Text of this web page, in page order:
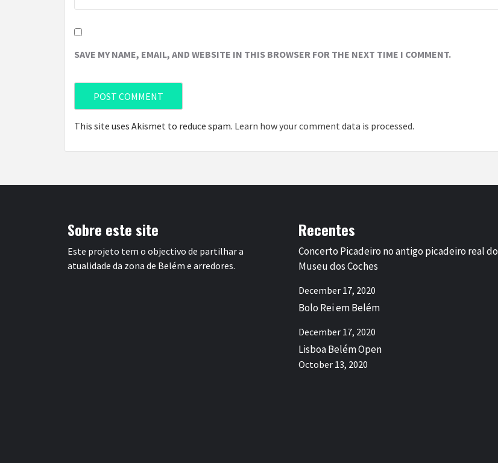
SAVE MY NAME, EMAIL, AND WEBSITE IN THIS BROWSER FOR THE NEXT TIME I COMMENT.
This site uses Akismet to reduce spam. Learn how your comment data is processed.
Sobre este site
Este projeto tem o objectivo de partilhar a
atualidade da zona de Belém e arredores.
Recentes
Concerto Picadeiro no antigo picadeiro real do
Museu dos Coches
December 17, 2020
Bolo Rei em Belém
December 17, 2020
Lisboa Belém Open
October 13, 2020